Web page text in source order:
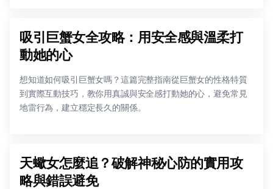
吸引巨蟹女全攻略：用安全感與溫柔打
動她的心
想知道如何吸引巨蟹女嗎？這篇完整指南從巨蟹女的性格特質
到實際互動技巧，教你用真誠與安全感打動她的心，避免常見
地雷行為，建立穩定長久的關係。
天蠍女怎麼追？破解神秘心防的實用攻
略與錯誤避免